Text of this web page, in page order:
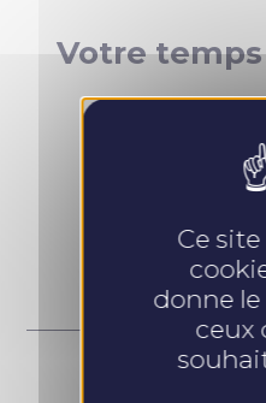
Votre
Ce
donne
ceux